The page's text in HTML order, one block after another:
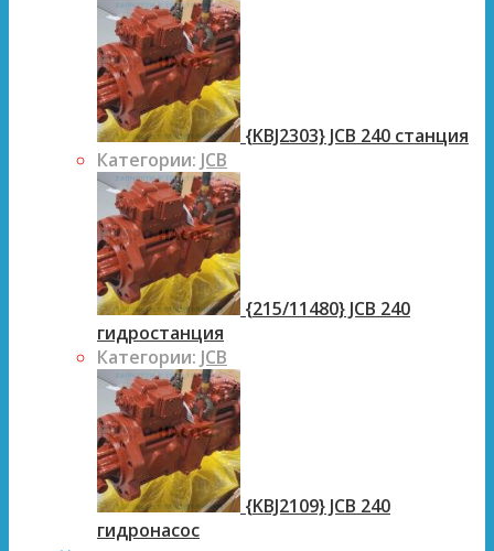
{KBJ2303} JCB 240 станция
Категории: JCB
{215/11480} JCB 240
гидростанция
Категории: JCB
{KBJ2109} JCB 240
гидронасос